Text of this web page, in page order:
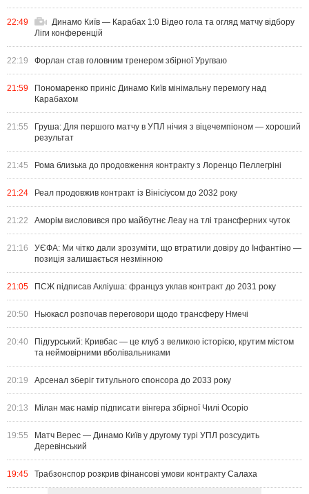
22:49
Динамо Київ — Карабах 1:0 Відео гола та огляд матчу відбору
Ліги конференцій
22:19 Форлан став головним тренером збірної Уругваю
21:59
Пономаренко приніс Динамо Київ мінімальну перемогу над
Карабахом
21:55
Груша: Для першого матчу в УПЛ нічия з віцечемпіоном — хороший
результат
21:45 Рома близька до продовження контракту з Лоренцо Пеллегріні
21:24 Реал продовжив контракт із Вінісіусом до 2032 року
21:22 Аморім висловився про майбутнє Леау на тлі трансферних чуток
21:16
УЄФА: Ми чітко дали зрозуміти, що втратили довіру до Інфантіно —
позиція залишається незмінною
21:05 ПСЖ підписав Акліуша: француз уклав контракт до 2031 року
20:50 Ньюкасл розпочав переговори щодо трансферу Нмечі
20:40
Підгурський: Кривбас — це клуб з великою історією, крутим містом
та неймовірними вболівальниками
20:19 Арсенал зберіг титульного спонсора до 2033 року
20:13 Мілан має намір підписати вінгера збірної Чилі Осоріо
19:55
Матч Верес — Динамо Київ у другому турі УПЛ розсудить
Деревінський
19:45 Трабзонспор розкрив фінансові умови контракту Салаха